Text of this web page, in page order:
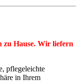
zu Hause. Wir liefern
pflegeleichte
in Ihrem